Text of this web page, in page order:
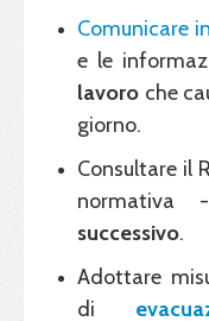
Comunicare
e le
lavoro che
giorno.
Consultare il
successivo.
Adottare
di